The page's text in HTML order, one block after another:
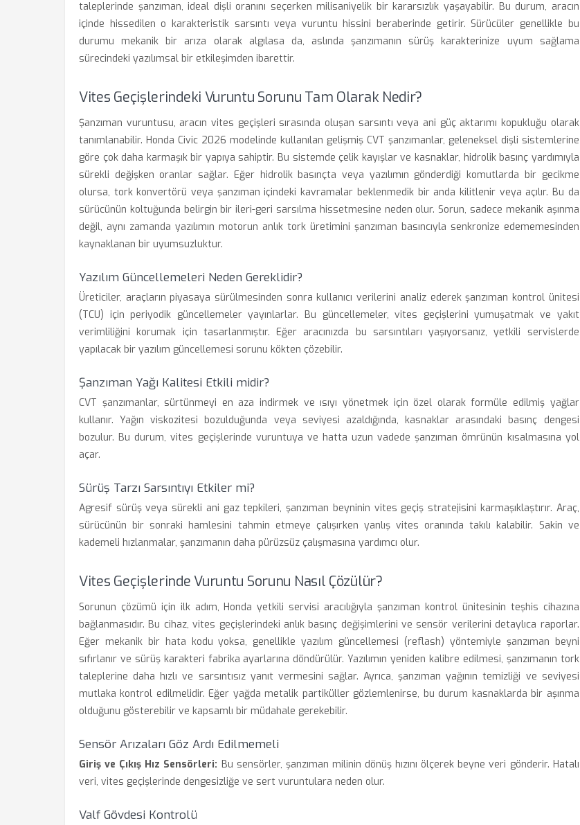
taleplerinde şanzıman, ideal dişli oranını seçerken milisaniyelik bir kararsızlık yaşayabilir. Bu durum, aracın
içinde hissedilen o karakteristik sarsıntı veya vuruntu hissini beraberinde getirir. Sürücüler genellikle bu
durumu mekanik bir arıza olarak algılasa da, aslında şanzımanın sürüş karakterinize uyum sağlama
sürecindeki yazılımsal bir etkileşimden ibarettir.
Vites Geçişlerindeki Vuruntu Sorunu Tam Olarak Nedir?
Şanzıman vuruntusu, aracın vites geçişleri sırasında oluşan sarsıntı veya ani güç aktarımı kopukluğu olarak
tanımlanabilir. Honda Civic 2026 modelinde kullanılan gelişmiş CVT şanzımanlar, geleneksel dişli sistemlerine
göre çok daha karmaşık bir yapıya sahiptir. Bu sistemde çelik kayışlar ve kasnaklar, hidrolik basınç yardımıyla
sürekli değişken oranlar sağlar. Eğer hidrolik basınçta veya yazılımın gönderdiği komutlarda bir gecikme
olursa, tork konvertörü veya şanzıman içindeki kavramalar beklenmedik bir anda kilitlenir veya açılır. Bu da
sürücünün koltuğunda belirgin bir ileri-geri sarsılma hissetmesine neden olur. Sorun, sadece mekanik aşınma
değil, aynı zamanda yazılımın motorun anlık tork üretimini şanzıman basıncıyla senkronize edememesinden
kaynaklanan bir uyumsuzluktur.
Yazılım Güncellemeleri Neden Gereklidir?
Üreticiler, araçların piyasaya sürülmesinden sonra kullanıcı verilerini analiz ederek şanzıman kontrol ünitesi
(TCU) için periyodik güncellemeler yayınlarlar. Bu güncellemeler, vites geçişlerini yumuşatmak ve yakıt
verimliliğini korumak için tasarlanmıştır. Eğer aracınızda bu sarsıntıları yaşıyorsanız, yetkili servislerde
yapılacak bir yazılım güncellemesi sorunu kökten çözebilir.
Şanzıman Yağı Kalitesi Etkili midir?
CVT şanzımanlar, sürtünmeyi en aza indirmek ve ısıyı yönetmek için özel olarak formüle edilmiş yağlar
kullanır. Yağın viskozitesi bozulduğunda veya seviyesi azaldığında, kasnaklar arasındaki basınç dengesi
bozulur. Bu durum, vites geçişlerinde vuruntuya ve hatta uzun vadede şanzıman ömrünün kısalmasına yol
açar.
Sürüş Tarzı Sarsıntıyı Etkiler mi?
Agresif sürüş veya sürekli ani gaz tepkileri, şanzıman beyninin vites geçiş stratejisini karmaşıklaştırır. Araç,
sürücünün bir sonraki hamlesini tahmin etmeye çalışırken yanlış vites oranında takılı kalabilir. Sakin ve
kademeli hızlanmalar, şanzımanın daha pürüzsüz çalışmasına yardımcı olur.
Vites Geçişlerinde Vuruntu Sorunu Nasıl Çözülür?
Sorunun çözümü için ilk adım, Honda yetkili servisi aracılığıyla şanzıman kontrol ünitesinin teşhis cihazına
bağlanmasıdır. Bu cihaz, vites geçişlerindeki anlık basınç değişimlerini ve sensör verilerini detaylıca raporlar.
Eğer mekanik bir hata kodu yoksa, genellikle yazılım güncellemesi (reflash) yöntemiyle şanzıman beyni
sıfırlanır ve sürüş karakteri fabrika ayarlarına döndürülür. Yazılımın yeniden kalibre edilmesi, şanzımanın tork
taleplerine daha hızlı ve sarsıntısız yanıt vermesini sağlar. Ayrıca, şanzıman yağının temizliği ve seviyesi
mutlaka kontrol edilmelidir. Eğer yağda metalik partiküller gözlemlenirse, bu durum kasnaklarda bir aşınma
olduğunu gösterebilir ve kapsamlı bir müdahale gerekebilir.
Sensör Arızaları Göz Ardı Edilmemeli
Giriş ve Çıkış Hız Sensörleri: Bu sensörler, şanzıman milinin dönüş hızını ölçerek beyne veri gönderir. Hatalı
veri, vites geçişlerinde dengesizliğe ve sert vuruntulara neden olur.
Valf Gövdesi Kontrolü